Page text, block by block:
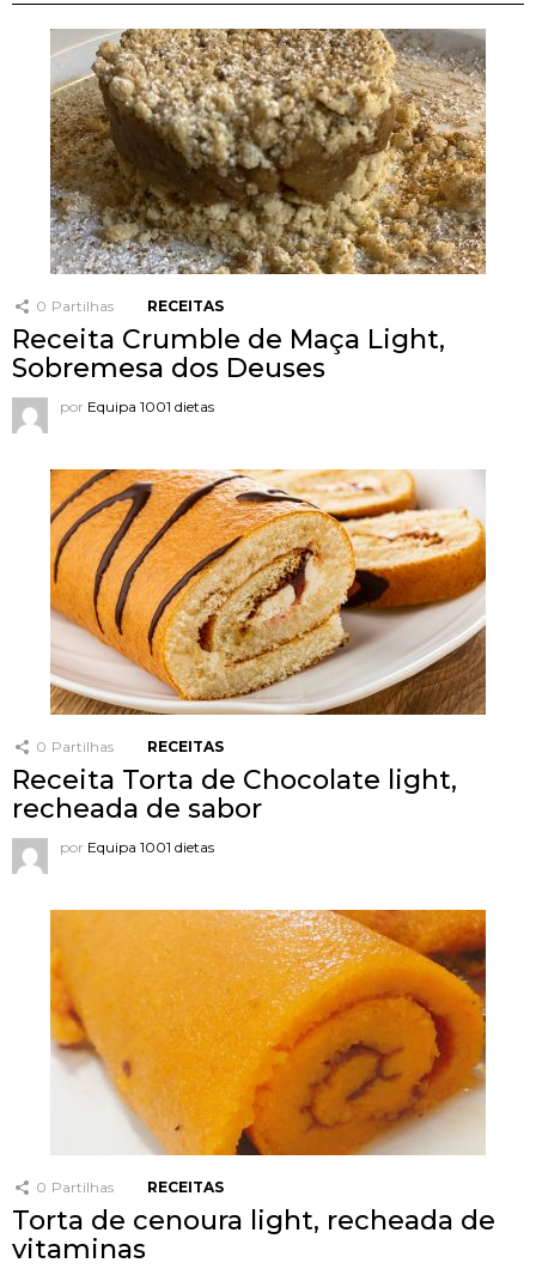
0 Partilhas RECEITAS
Receita Crumble de Maça Light,
Sobremesa dos Deuses
por Equipa 1001 dietas
0 Partilhas RECEITAS
Receita Torta de Chocolate light,
recheada de sabor
por Equipa 1001 dietas
0 Partilhas RECEITAS
Torta de cenoura light, recheada de
vitaminas